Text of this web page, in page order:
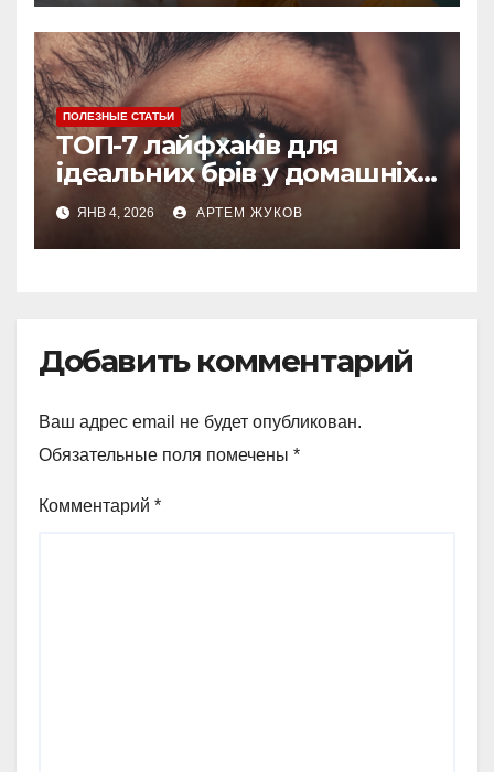
ПОЛЕЗНЫЕ СТАТЬИ
ТОП-7 лайфхаків для
ідеальних брів у домашніх
умовах
ЯНВ 4, 2026 АРТЕМ ЖУКОВ
Добавить комментарий
Ваш адрес email не будет опубликован.
Обязательные поля помечены *
Комментарий *